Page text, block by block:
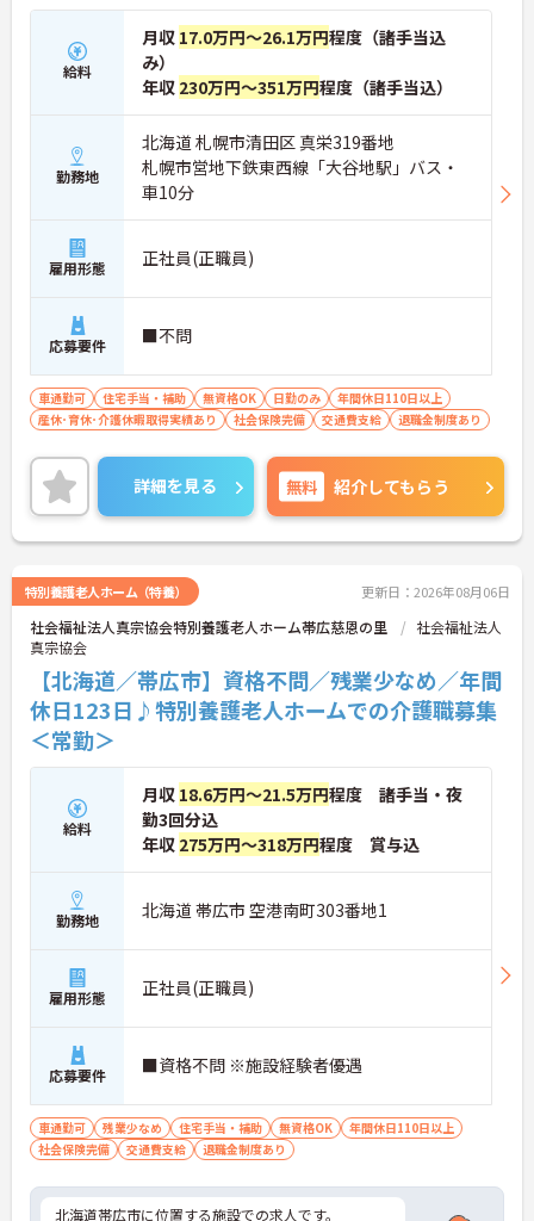
給料
月収 17.0万円～26.1万円程度（諸手当込
み）
年収 230万円～351万円程度（諸手当込）
勤務地
北海道 札幌市清田区 真栄319番地
札幌市営地下鉄東西線「大谷地駅」バス・
車10分
雇用形態 正社員(正職員)
応募要件 ■不問
車通勤可 住宅手当・補助 無資格OK 日勤のみ
年間休日110日以上
産休･育休･介護休暇取得実績あり
社会保険完備 交通費支給 退職金制度あり
詳細を見る 無料 紹介してもらう
特別養護老人ホーム（特養） 更新日：2026年08月06日
社会福祉法人真宗協会特別養護老人ホーム帯広慈恩の里
社会福祉法人
真宗協会
【北海道／帯広市】資格不問／残業少なめ／年間
休日123日♪特別養護老人ホームでの介護職募集
＜常勤＞
給料
月収 18.6万円～21.5万円程度 諸手当・夜
勤3回分込
年収 275万円～318万円程度 賞与込
勤務地 北海道 帯広市 空港南町303番地1
雇用形態 正社員(正職員)
応募要件 ■資格不問 ※施設経験者優遇
車通勤可 残業少なめ 住宅手当・補助 無資格OK
年間休日110日以上
社会保険完備
交通費支給 退職金制度あり
北海道帯広市に位置する施設での求人です。